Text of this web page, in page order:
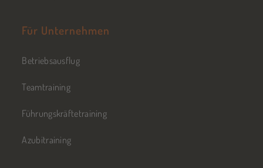
Für Unternehmen
Betriebsausflug
Teamtraining
Führungskräftetraining
Azubitraining